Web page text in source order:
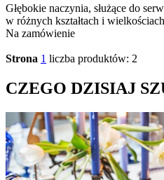
Głębokie naczynia, służące do
w różnych kształtach i
Na zamówienie
Strona 1 liczba produktów: 2
CZEGO DZISIAJ